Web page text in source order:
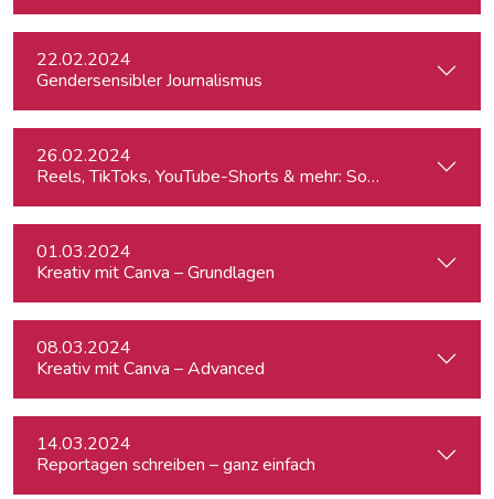
22.02.2024
Gendersensibler Journalismus
26.02.2024
Reels, TikToks, YouTube-Shorts & mehr: Social Media-
01.03.2024
Kreativ mit Canva – Grundlagen
08.03.2024
Kreativ mit Canva – Advanced
14.03.2024
Reportagen schreiben – ganz einfach